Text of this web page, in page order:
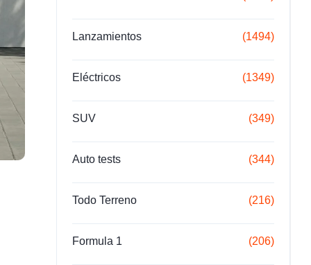
Lanzamientos (1494)
Eléctricos (1349)
SUV (349)
Auto tests (344)
Todo Terreno (216)
Formula 1 (206)